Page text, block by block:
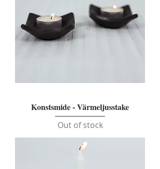
Konstsmide - Värmeljusstake
Out of stock